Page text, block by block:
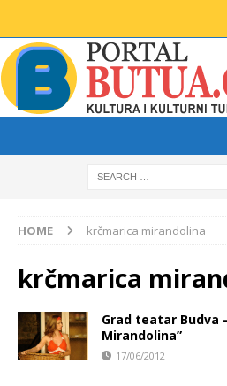
HOME krčmarica mirandolina
krčmarica
Grad teatar Budva
Mirandolina”
17/06/2012